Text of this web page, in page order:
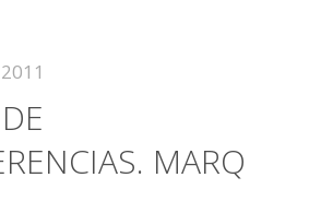
MARQ